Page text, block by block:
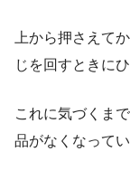
上から押さえて
じを回すときに
これに気づくま
品がなくなって